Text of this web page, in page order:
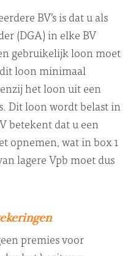
BV’s is dat u als
(DGA) in elke BV
gebruikelijk loon moet
loon minimaal
het loon uit een
Dit loon wordt belast in
betekent dat u een
opnemen, wat in box 1
lagere Vpb moet dus
premies voor